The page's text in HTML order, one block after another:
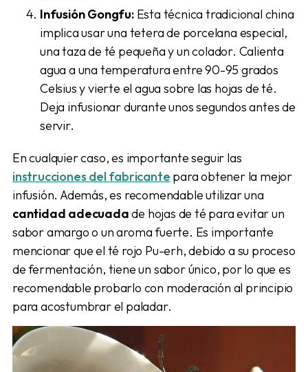
Infusión Gongfu:Esta técnica tradicional china
implica usar una tetera de porcelana especial,
una taza de té pequeña y un colador. Calienta
agua a una temperatura entre 90-95 grados
Celsius y vierte el agua sobre las hojas de té.
Deja infusionar durante unos segundos antes de
servir.
En cualquier caso, es importante seguir las
instrucciones del fabricante para obtener la mejor
infusión. Además, es recomendable utilizar una
cantidad adecuadade hojas de té para evitar un
sabor amargo o un aroma fuerte. Es importante
mencionar que el té rojo Pu-erh, debido a su proceso
de fermentación, tiene un sabor único, por lo que es
recomendable probarlo con moderación al principio
para acostumbrar el paladar.